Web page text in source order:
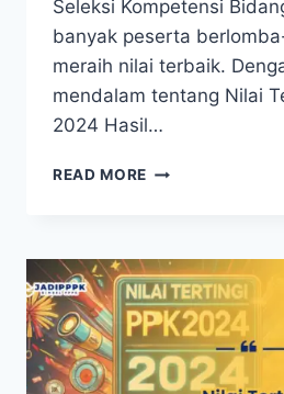
Seleksi Kompetensi
banyak peserta
meraih nilai terbaik.
mendalam tentang Nilai
2024 Hasil…
READ MORE